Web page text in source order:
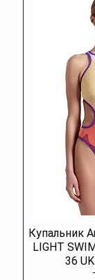
Купальник
LIGHT
36